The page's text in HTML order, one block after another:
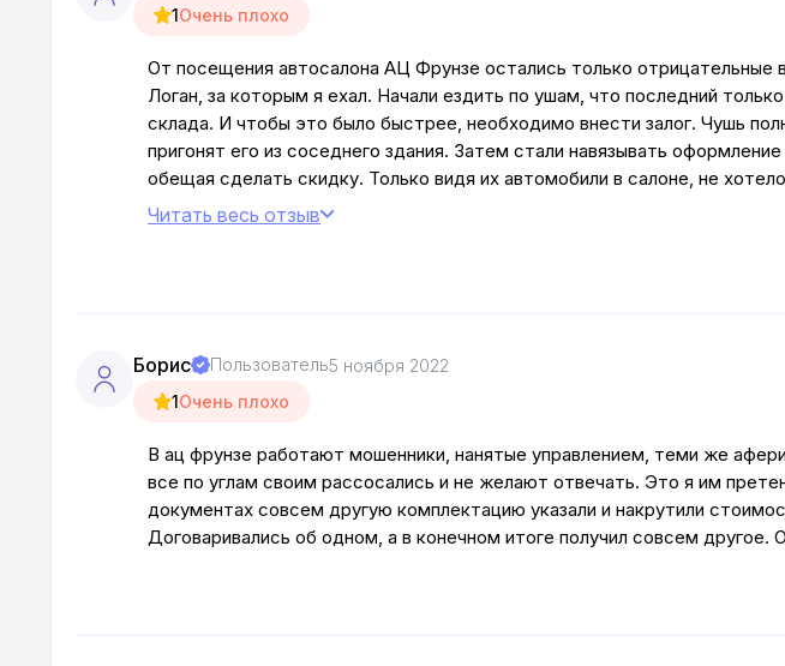
1Очень плохо
От посещения автосалона АЦ Фрунзе остались только отрицательные
Логан, за которым я ехал. Начали ездить по ушам, что последний
склада. И чтобы это было быстрее, необходимо внести залог. Чушь
пригонят его из соседнего здания. Затем стали навязывать
обещая сделать скидку. Только видя их автомобили в салоне, не
автомобиль.
Читать весь отзыв
Борис Пользователь5 ноября 2022
1Очень плохо
В ац фрунзе работают мошенники, нанятые управлением, теми же
все по углам своим рассосались и не желают отвечать. Это я им
документах совсем другую комплектацию указали и накрутили
Договаривались об одном, а в конечном итоге получил совсем другое.